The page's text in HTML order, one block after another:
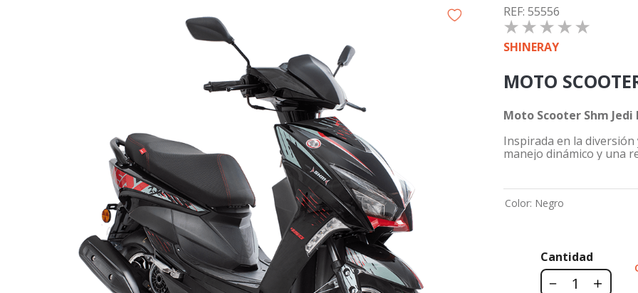
:55556
☆☆☆☆☆
SHINERAY
MOTO
Moto Scooter Shm Jedi
Inspirada en la diversión
manejo dinámico y una
Color: Negro
Cantidad
＋
－